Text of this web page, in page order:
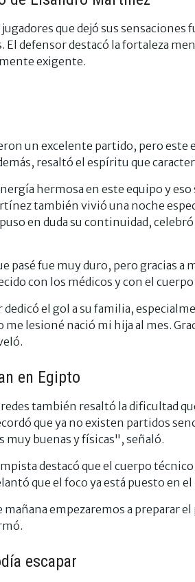
que dejó sus
El defensor destacó la fortaleza
exigente.
un excelente partido, pero este
resaltó el espíritu que
hermosa en este equipo y
también vivió una noche
en duda su continuidad,
pasé fue muy duro, pero gracias a
con los médicos y con el
dedicó el gol a su familia,
me lesioné nació mi hija al mes.
en Egipto
también resaltó la dificultad
que ya no existen partidos
muy buenas y físicas", señaló.
destacó que el cuerpo
que el foco ya está puesto en
mañana empezaremos a preparar
escapar